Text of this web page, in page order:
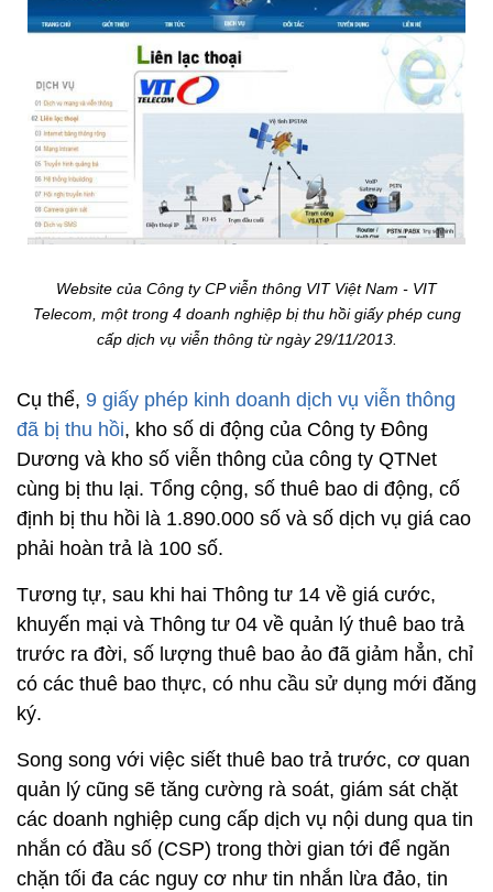
Website của Công ty CP viễn thông VIT Việt Nam - VIT
Telecom, một trong 4 doanh nghiệp bị thu hồi giấy phép cung
cấp dịch vụ viễn thông từ ngày 29/11/2013.
Cụ thể, 9 giấy phép kinh doanh dịch vụ viễn thông
đã bị thu hồi, kho số di động của Công ty Đông
Dương và kho số viễn thông của công ty QTNet
cùng bị thu lại. Tổng cộng, số thuê bao di động, cố
định bị thu hồi là 1.890.000 số và số dịch vụ giá cao
phải hoàn trả là 100 số.
Tương tự, sau khi hai Thông tư 14 về giá cước,
khuyến mại và Thông tư 04 về quản lý thuê bao trả
trước ra đời, số lượng thuê bao ảo đã giảm hẳn, chỉ
có các thuê bao thực, có nhu cầu sử dụng mới đăng
ký.
Song song với việc siết thuê bao trả trước, cơ quan
quản lý cũng sẽ tăng cường rà soát, giám sát chặt
các doanh nghiệp cung cấp dịch vụ nội dung qua tin
nhắn có đầu số (CSP) trong thời gian tới để ngăn
chặn tối đa các nguy cơ như tin nhắn lừa đảo, tin